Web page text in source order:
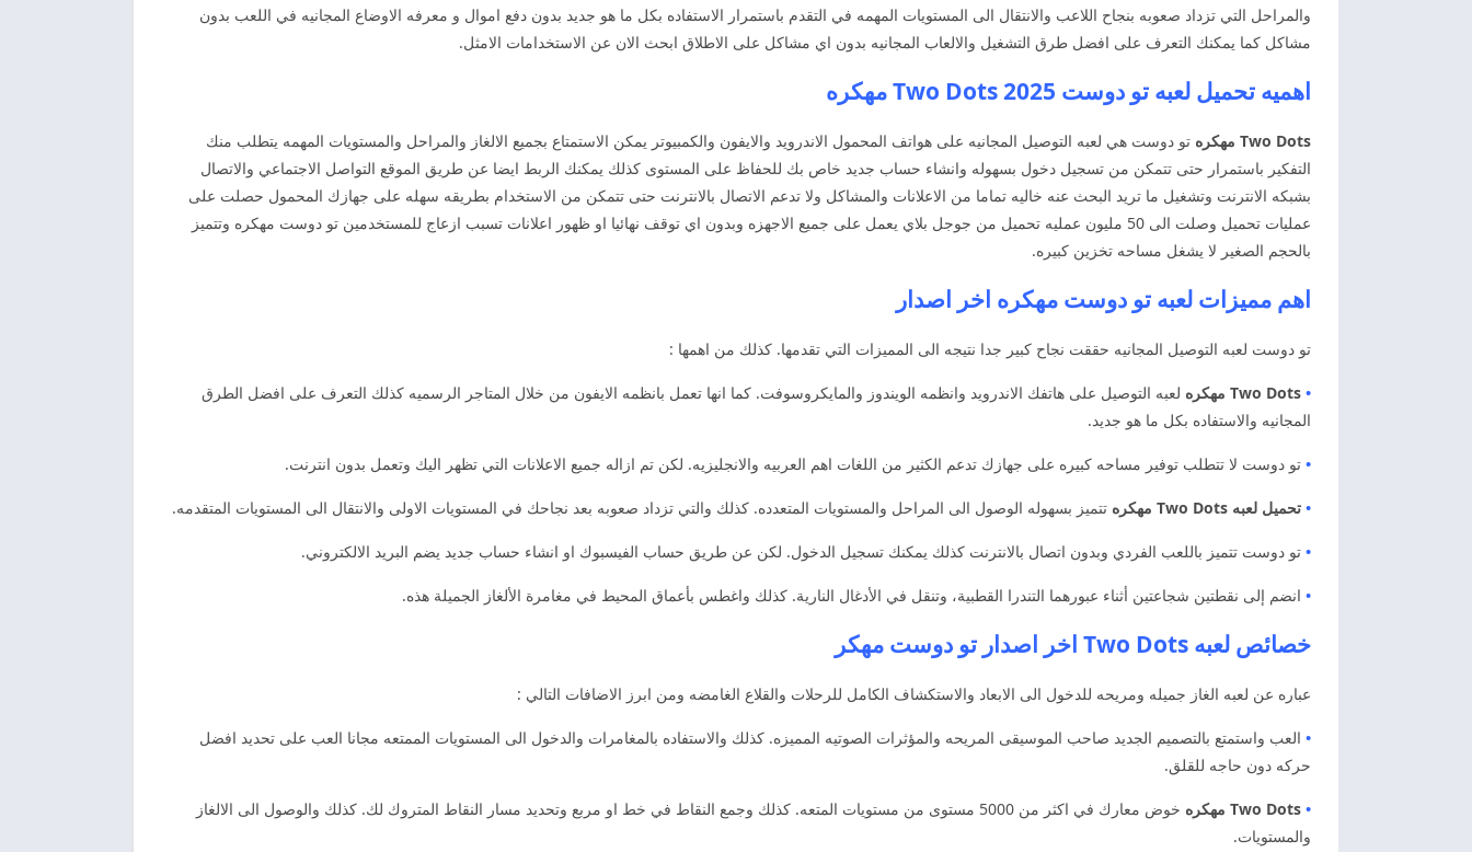
والمراحل التي تزداد صعوبه بنجاح اللاعب والانتقال الى المستويات المهمه في التقدم باستمرار الاستفاده بكل ما هو جديد بدون دفع اموال و معرفه الاوضاع المجانيه في اللعب بدون
مشاكل كما يمكنك التعرف على افضل طرق التشغيل والالعاب المجانيه بدون اي مشاكل على الاطلاق ابحث الان عن الاستخدامات الامثل.
اهميه تحميل لعبه تو دوست 2025 Two Dots مهكره
Two Dots مهكره
تو دوست هي لعبه التوصيل المجانيه على هواتف المحمول الاندرويد والايفون والكمبيوتر يمكن الاستمتاع بجميع الالغاز والمراحل والمستويات المهمه يتطلب منك
التفكير باستمرار حتى تتمكن من تسجيل دخول بسهوله وانشاء حساب جديد خاص بك للحفاظ على المستوى كذلك يمكنك الربط ايضا عن طريق الموقع التواصل الاجتماعي والاتصال
بشبكه الانترنت وتشغيل ما تريد البحث عنه خاليه تماما من الاعلانات والمشاكل ولا تدعم الاتصال بالانترنت حتى تتمكن من الاستخدام بطريقه سهله على جهازك المحمول حصلت على
عمليات تحميل وصلت الى 50 مليون عمليه تحميل من جوجل بلاي يعمل على جميع الاجهزه وبدون اي توقف نهائيا او ظهور اعلانات تسبب ازعاج للمستخدمين تو دوست مهكره وتتميز
بالحجم الصغير لا يشغل مساحه تخزين كبيره.
اهم مميزات لعبه تو دوست مهكره اخر اصدار
تو دوست لعبه التوصيل المجانيه حققت نجاح كبير جدا نتيجه الى المميزات التي تقدمها. كذلك من اهمها :
•
Two Dots مهكره لعبه التوصيل على هاتفك الاندرويد وانظمه الويندوز والمايكروسوفت. كما انها تعمل بانظمه الايفون من خلال المتاجر الرسميه كذلك التعرف على افضل الطرق
المجانيه والاستفاده بكل ما هو جديد.
• تو دوست لا تتطلب توفير مساحه كبيره على جهازك تدعم الكثير من اللغات اهم العربيه والانجليزيه. لكن تم ازاله جميع الاعلانات التي تظهر اليك وتعمل بدون انترنت.
• تحميل لعبه Two Dots مهكره تتميز بسهوله الوصول الى المراحل والمستويات المتعدده. كذلك والتي تزداد صعوبه بعد نجاحك في المستويات الاولى والانتقال الى المستويات المتقدمه.
• تو دوست تتميز باللعب الفردي وبدون اتصال بالانترنت كذلك يمكنك تسجيل الدخول. لكن عن طريق حساب الفيسبوك او انشاء حساب جديد يضم البريد الالكتروني.
• انضم إلى نقطتين شجاعتين أثناء عبورهما التندرا القطبية، وتنقل في الأدغال النارية. كذلك واغطس بأعماق المحيط في مغامرة الألغاز الجميلة هذه.
خصائص لعبه Two Dots اخر اصدار تو دوست مهكر
عباره عن لعبه الغاز جميله ومريحه للدخول الى الابعاد والاستكشاف الكامل للرحلات والقلاع الغامضه ومن ابرز الاضافات التالي :
• العب واستمتع بالتصميم الجديد صاحب الموسيقى المريحه والمؤثرات الصوتيه المميزه. كذلك والاستفاده بالمغامرات والدخول الى المستويات الممتعه مجانا العب على تحديد افضل
حركه دون حاجه للقلق.
• Two Dots مهكره
خوض معارك في اكثر من 5000 مستوى من مستويات المتعه. كذلك وجمع النقاط في خط او مربع وتحديد مسار النقاط المتروك لك. كذلك والوصول الى الالغاز
والمستويات.